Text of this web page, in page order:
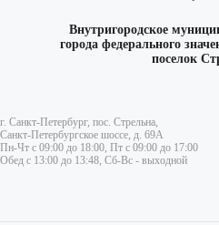
Внутригородское
города федерального
поселок
г. Санкт-Петербург, пос. Стрельна,
Санкт-Петербургское шоссе, д. 69А
Пн-Чт с 09:00 до 18:00, Пт с 09:00 до 17:00
Обед с 13:00 до 13:48, Сб-Вс - выходной